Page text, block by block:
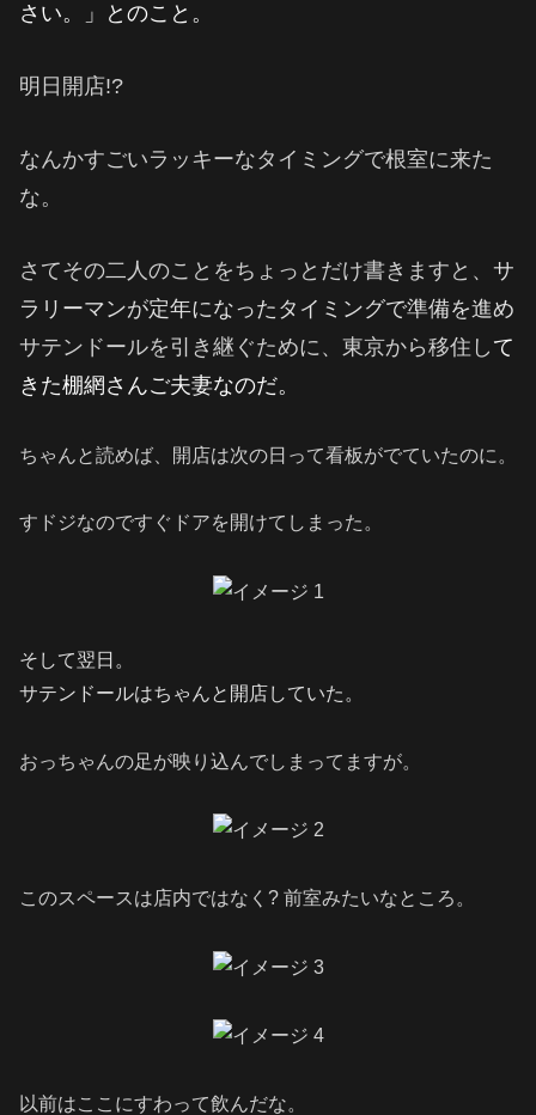
さい。」とのこと。
明日開店!?
なんかすごいラッキーなタイミングで根室に来た
な。
さてその二人のことをちょっとだけ書きますと、 サ
ラリーマンが定年になったタイミングで準備を進め
サテンドールを引き継ぐために、東京から移住し て
きた棚網さんご夫妻なのだ。
ちゃんと読めば、開店は次の日って看板がでていたのに。
すドジなのですぐドアを開けてしまった。
そして翌日。
サテンドールはちゃんと開店していた。
おっちゃんの足が映り込んでしまってますが。
このスペースは店内ではなく? 前室みたいなところ。
以前はここにすわって飲んだな。